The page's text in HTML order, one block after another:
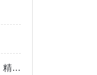
三菱伺服驱动器：设备转得稳，精度才靠谱